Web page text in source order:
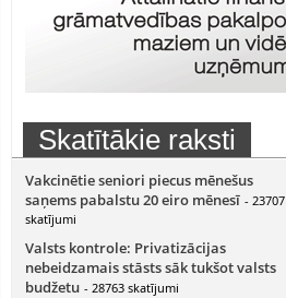
Skatītākie raksti
Vakcinētie seniori piecus mēnešus
saņems pabalstu 20 eiro mēnesī - 23707
skatījumi
Valsts kontrole: Privatizācijas
nebeidzamais stāsts sāk tukšot valsts
budžetu - 28763 skatījumi